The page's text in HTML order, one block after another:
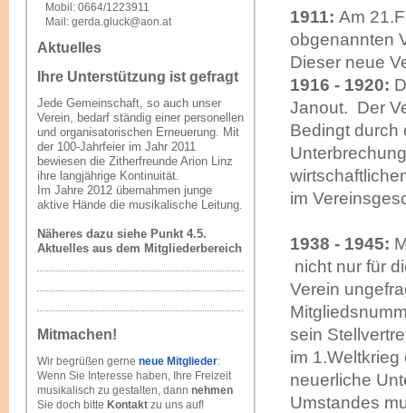
Mobil: 0664/1223911
Mail: gerda.gluck@aon.at
Aktuelles
Ihre Unterstützung ist gefragt
Jede Gemeinschaft, so auch unser
Verein, bedarf ständig einer personellen
und organisatorischen Erneuerung. Mit
der 100-Jahrfeier im Jahr 2011
bewiesen die Zitherfreunde Arion Linz
ihre langjährige Kontinuität.
Im Jahre 2012 übernahmen junge
aktive Hände die musikalische Leitung.
Näheres dazu siehe Punkt 4.5.
Aktuelles aus dem Mitgliederbereich
Mitmachen!
Wir begrüßen gerne neue Mitglieder:
Wenn Sie Interesse haben, Ihre Freizeit
musikalisch zu gestalten, dann nehmen
Sie doch bitte Kontakt zu uns auf!
1911: Am
obgenannten
Dieser neue
1916 - 1920:
Janout. Der
Bedingt durch
im
1938 - 1945:
nicht nur für
Verein
sein
im
neuerliche
Umstandes